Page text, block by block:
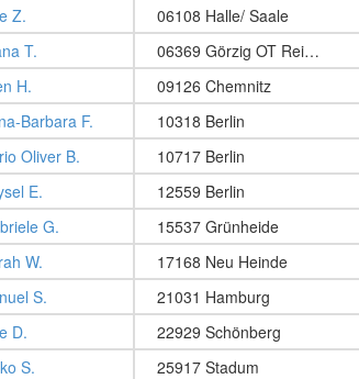
Z. 06108 Halle/ Saale
T. 06369 Görzig OT Reinsdorf
H. 09126 Chemnitz
Barbara F. 10318 Berlin
Oliver B. 10717 Berlin
E. 12559 Berlin
G. 15537 Grünheide
W. 17168 Neu Heinde
S. 21031 Hamburg
D. 22929 Schönberg
S. 25917 Stadum